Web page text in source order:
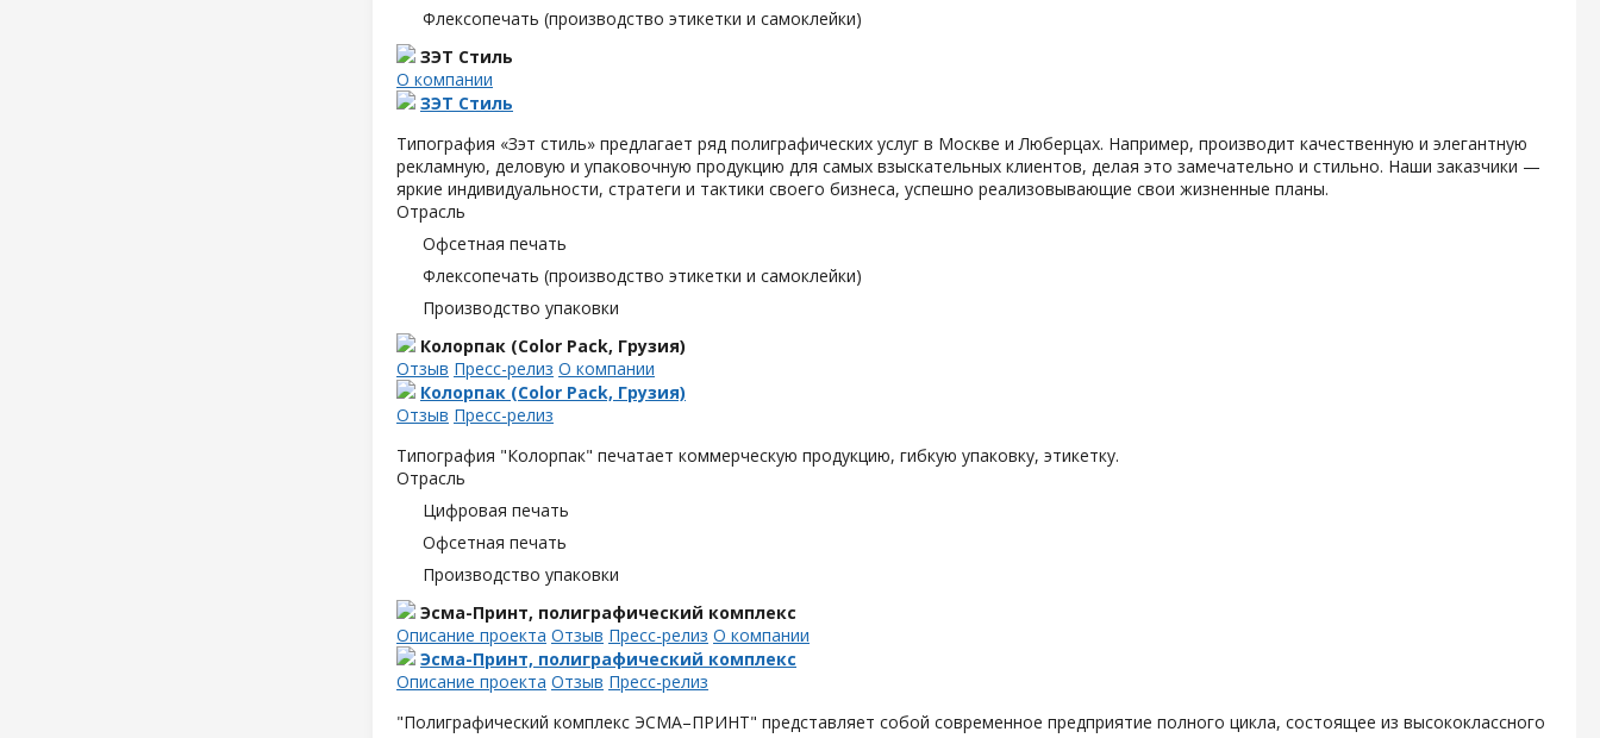
Флексопечать (производство этикетки и самоклейки)
ЗЭТ Стиль
О компании
ЗЭТ Стиль
Типография «Зэт cтиль» предлагает ряд полиграфических услуг в Москве и Люберцах. Например, производит качественную и элегантную
рекламную, деловую и упаковочную продукцию для самых взыскательных клиентов, делая это замечательно и стильно. Наши заказчики —
яркие индивидуальности, стратеги и тактики своего бизнеса, успешно реализовывающие свои жизненные планы.
Отрасль
Офсетная печать
Флексопечать (производство этикетки и самоклейки)
Производство упаковки
Колорпак (Color Pack, Грузия)
Отзыв Пресс-релиз О компании
Колорпак (Color Pack, Грузия)
Отзыв Пресс-релиз
Типография "Колорпак" печатает коммерческую продукцию, гибкую упаковку, этикетку.
Отрасль
Цифровая печать
Офсетная печать
Производство упаковки
Эсма-Принт, полиграфический комплекс
Описание проекта Отзыв Пресс-релиз О компании
Эсма-Принт, полиграфический комплекс
Описание проекта Отзыв Пресс-релиз
"Полиграфический комплекс ЭСМА–ПРИНТ" представляет собой современное предприятие полного цикла, состоящее из высококлассного